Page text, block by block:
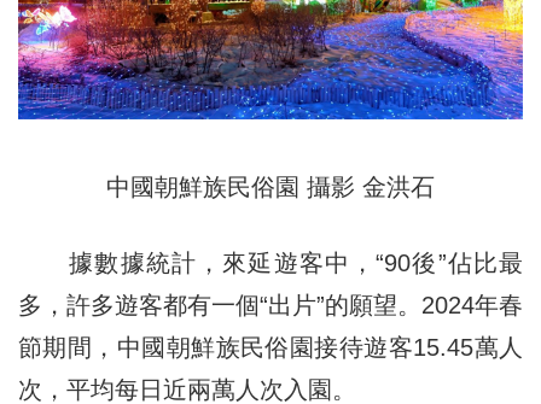
中國朝鮮族民俗園 攝影 金洪石
據數據統計，來延遊客中，“90後”佔比最
多，許多遊客都有一個“出片”的願望。2024年春
節期間，中國朝鮮族民俗園接待遊客15.45萬人
次，平均每日近兩萬人次入園。